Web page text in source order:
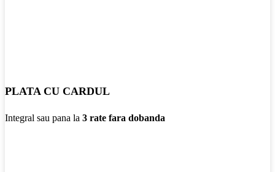
PLATA CU CARDUL
Integral sau pana la 3 rate fara dobanda